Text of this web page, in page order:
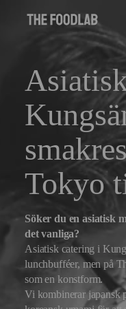
Tokyo
Söker du en asiatisk
det vanliga?
Asiatisk catering i
lunchbufféer, men på
som en konstform.
Vi kombinerar japansk